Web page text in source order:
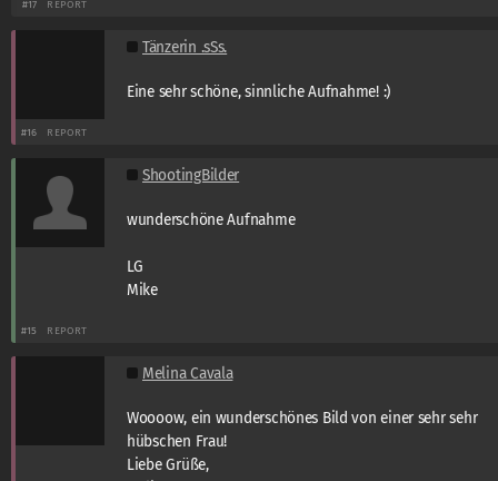
#17 REPORT
Tänzerin .sSs.
Eine sehr schöne, sinnliche Aufnahme! :)
#16 REPORT
ShootingBilder
wunderschöne Aufnahme
LG
Mike
#15 REPORT
Melina Cavala
Woooow, ein wunderschönes Bild von einer sehr sehr
hübschen Frau!
Liebe Grüße,